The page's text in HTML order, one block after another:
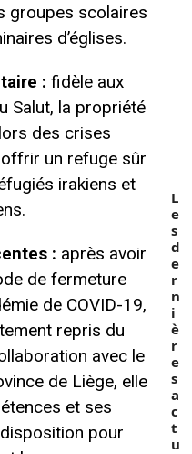
groupes scolaires
d’églises.
: fidèle aux
Salut, la propriété
des crises
un refuge sûr
irakiens et
: après avoir
de fermeture
de COVID-19,
repris du
avec le
de Liège, elle
et ses
pour
L
e
s
d
e
r
n
i
è
r
e
s
a
c
t
u